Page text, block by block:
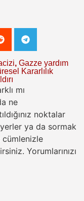
, Gazze yardım
Kararlılık
mı
ne
noktalar
yerler ya da sormak
cümlenizle
Yorumlarınızı